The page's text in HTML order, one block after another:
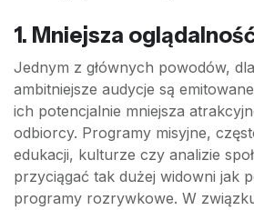
1. Mniejsza
Jednym z głównych powodów,
ambitniejsze audycje są
ich potencjalnie mniejsza
odbiorcy. Programy misyjne,
edukacji, kulturze czy analizie
przyciągać tak dużej widowni jak
programy rozrywkowe. W